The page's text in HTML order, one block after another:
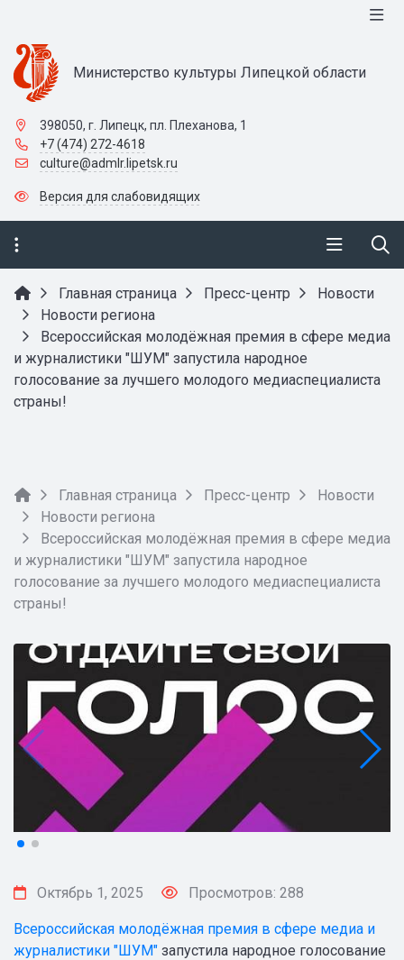
Министерство культуры Липецкой области
398050, г. Липецк, пл. Плеханова, 1
+7 (474) 272-4618
culture@admlr.lipetsk.ru
Версия для слабовидящих
Главная страница Пресс-центр
Новости
Новости региона
Всероссийская молодёжная премия в сфере медиа
и журналистики "ШУМ" запустила народное
голосование за лучшего молодого медиаспециалиста
страны!
Главная страница Пресс-центр
Новости
Новости региона
Всероссийская молодёжная премия в сфере медиа
и журналистики "ШУМ" запустила народное
голосование за лучшего молодого медиаспециалиста
страны!
Октябрь 1, 2025 Просмотров: 288
Всероссийская молодёжная премия в сфере медиа и
журналистики "ШУМ" запустила народное голосование